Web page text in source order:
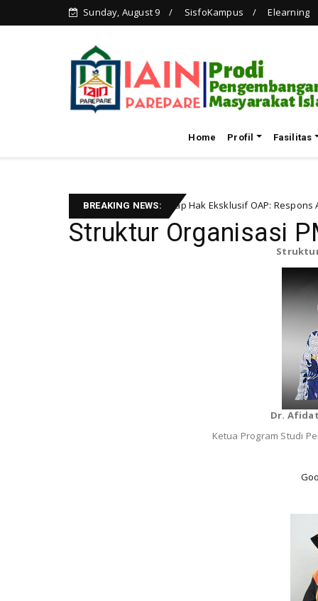
Sunday, August 9 SisfoKampus Elearning
Home Profil Fasilitas
BREAKING NEWS:
Negara terhadap Hak Eksklusif OAP: Respons Atas Kritik
Struktur Organisasi
Dr.
Ketua Program Studi